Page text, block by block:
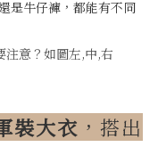
注意？如圖左,中,右
裝大衣 ，搭出